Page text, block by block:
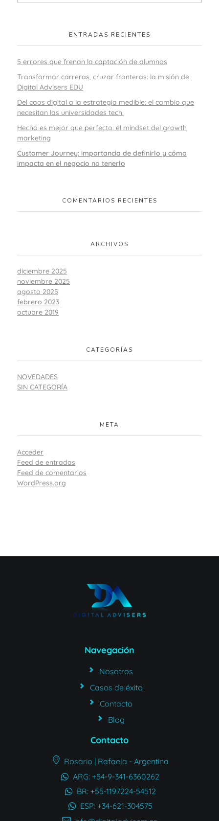
ENTRADAS RECIENTES
5 errores que frenan la captación de alumnos
Transformar carreras, cruzar fronteras: la misión de
Digital Advisers EDU
Del caos digital a la estrategia medible: el cambio que
necesitan las universidades tech.
Hecho es mejor que perfecto: el mindset del growth
marketing
Customer Journey: importancia de definirlo y cómo
impacta en el negocio no tenerlo
COMENTARIOS RECIENTES
ARCHIVOS
diciembre 2025
noviembre 2025
agosto 2025
febrero 2023
octubre 2019
CATEGORÍAS
NOVEDADES
SIN CATEGORÍA
META
Acceder
Feed de entradas
Feed de comentarios
WordPress.org
Navegación
Nosotros
Casos de éxito
Contacto
Blog
Contacto
Rosario | Rafaela - Argentina
ARG: +54-9-341-6360262
BR: +55-1197224-54512
ESP: +34-621-304575